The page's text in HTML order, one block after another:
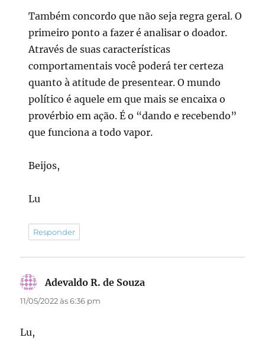
Também concordo que não seja regra geral. O
primeiro ponto a fazer é analisar o doador.
Através de suas características
comportamentais você poderá ter certeza
quanto à atitude de presentear. O mundo
político é aquele em que mais se encaixa o
provérbio em ação. É o “dando e recebendo”
que funciona a todo vapor.
Beijos,
Lu
Responder
Adevaldo R. de Souza
11/05/2022 às 6:36 pm
Lu,